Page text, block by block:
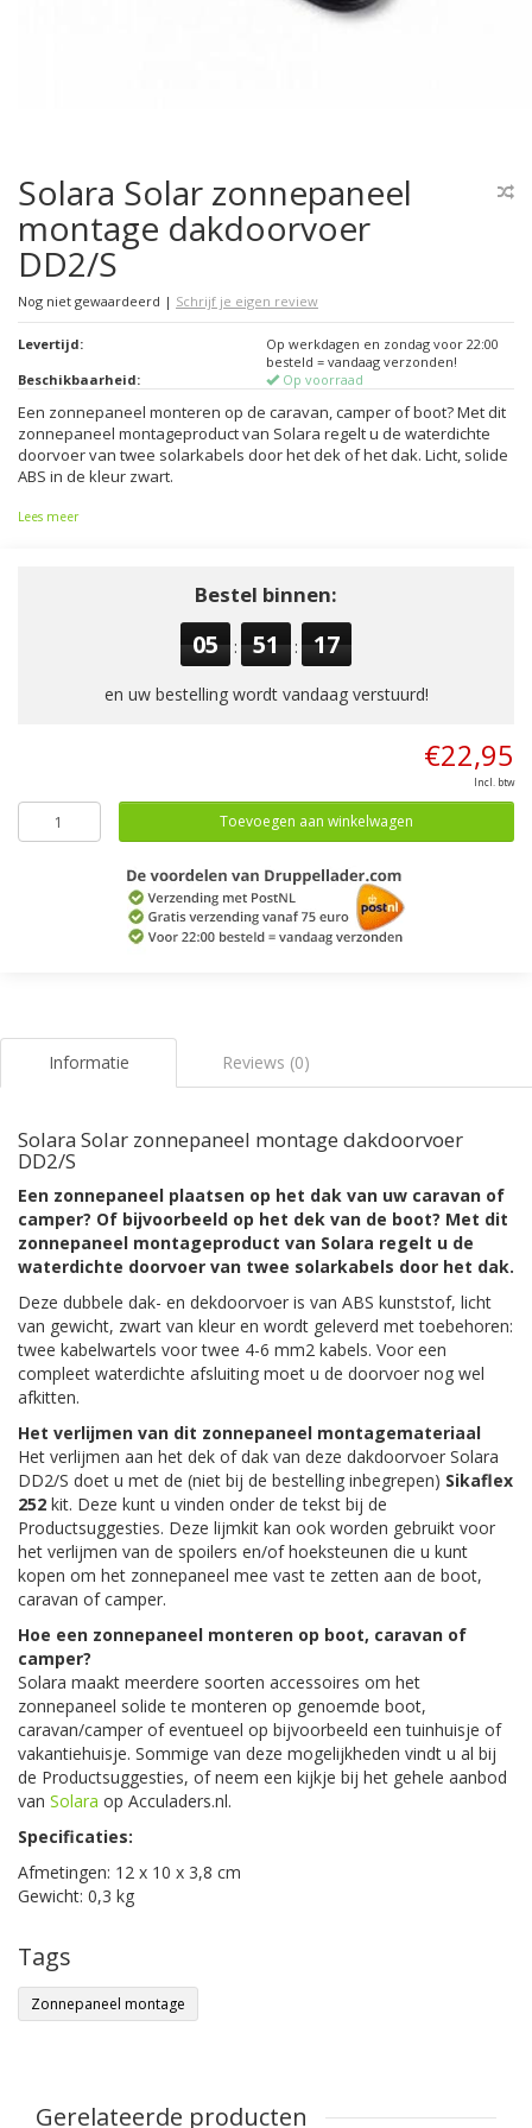
Solara Solar zonnepaneel
montage dakdoorvoer
DD2/S
Nog niet gewaardeerd | Schrijf je eigen review
Levertijd:
Op werkdagen en zondag voor 22:00
besteld = vandaag verzonden!
Beschikbaarheid:
Op voorraad
Een zonnepaneel monteren op de caravan, camper of boot? Met dit
zonnepaneel montageproduct van Solara regelt u de waterdichte
doorvoer van twee solarkabels door het dek of het dak. Licht, solide
ABS in de kleur zwart.
Lees meer
Bestel binnen:
05 : 51 : 17
en uw bestelling wordt vandaag verstuurd!
€22,95
Incl. btw
Toevoegen aan winkelwagen
Informatie Reviews (0)
Solara Solar zonnepaneel montage dakdoorvoer
DD2/S
Een zonnepaneel plaatsen op het dak van uw caravan of
camper? Of bijvoorbeeld op het dek van de boot? Met dit
zonnepaneel montageproduct van Solara regelt u de
waterdichte doorvoer van twee solarkabels door het dak.
Deze dubbele dak- en dekdoorvoer is van ABS kunststof, licht
van gewicht, zwart van kleur en wordt geleverd met toebehoren:
twee kabelwartels voor twee 4-6 mm2 kabels. Voor een
compleet waterdichte afsluiting moet u de doorvoer nog wel
afkitten.
Het verlijmen van dit zonnepaneel montagemateriaal
Het verlijmen aan het dek of dak van deze dakdoorvoer Solara
DD2/S doet u met de (niet bij de bestelling inbegrepen) Sikaflex
252 kit. Deze kunt u vinden onder de tekst bij de
Productsuggesties. Deze lijmkit kan ook worden gebruikt voor
het verlijmen van de spoilers en/of hoeksteunen die u kunt
kopen om het zonnepaneel mee vast te zetten aan de boot,
caravan of camper.
Hoe een zonnepaneel monteren op boot, caravan of
camper?
Solara maakt meerdere soorten accessoires om het
zonnepaneel solide te monteren op genoemde boot,
caravan/camper of eventueel op bijvoorbeeld een tuinhuisje of
vakantiehuisje. Sommige van deze mogelijkheden vindt u al bij
de Productsuggesties, of neem een kijkje bij het gehele aanbod
van Solara op Acculaders.nl.
Specificaties:
Afmetingen: 12 x 10 x 3,8 cm
Gewicht: 0,3 kg
Tags
Zonnepaneel montage
Gerelateerde producten